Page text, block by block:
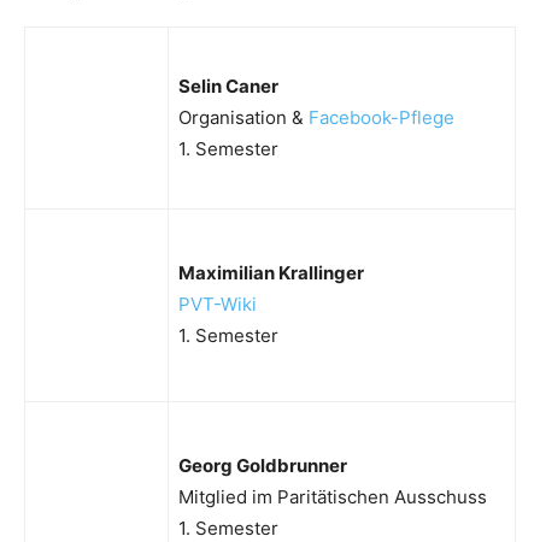
Selin Caner
Organisation & Facebook-Pflege
1. Semester
Maximilian Krallinger
PVT-Wiki
1. Semester
Georg Goldbrunner
Mitglied im Paritätischen Ausschuss
1. Semester